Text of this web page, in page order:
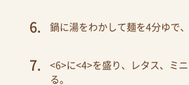
鍋に湯をわかして麺を4分ゆで
<6>に<4>を盛り、レタス、ミ
る。